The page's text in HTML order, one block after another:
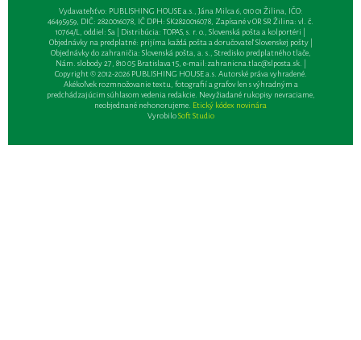
Vydavateľsťvo: PUBLISHING HOUSE a.s., Jána Milca 6, 010 01 Žilina, IČO:
46495959, DIČ: 2820016078, IČ DPH: SK2820016078, Zapísané v OR SR Žilina: vl. č.
10764/L, oddiel: Sa | Distribúcia: TOPAS, s. r. o., Slovenská pošta a kolportéri |
Objednávky na predplatné: prijíma každá pošta a doručovateľ Slovenskej pošty |
Objednávky do zahraničia: Slovenská pošta, a. s., Stredisko predplatného tlače,
Nám. slobody 27, 810 05 Bratislava 15, e-mail:zahranicna.tlac@slposta.sk. |
Copyright © 2012-2026 PUBLISHING HOUSE a.s. Autorské práva vyhradené.
Akékoľvek rozmnožovanie textu, fotografií a grafov len s výhradným a
predchádzajúcim súhlasom vedenia redakcie. Nevyžiadané rukopisy nevraciame,
neobjednané nehonorujeme. Etický kódex novinára
VyrobiloSoft Studio